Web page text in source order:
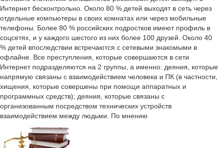
Интернет бесконтрольно. Около 80 % детей выходят в сеть через
отдельные компьютеры в своих комнатах или через мобильные
телефоны. Более 80 % российских подростков имеют профиль в
соцсетях, и у каждого шестого из них более 100 друзей. Около 40
% детей впоследствии встречаются с сетевыми знакомыми в
офлайне. Все преступления, которые совершаются в сети
Интернет подразделяются на 2 группы, а именно: деяния, которые
напрямую связаны с взаимодействием человека и ПК (в частности,
хищения, которые совершены при помощи аппаратных и
программных средств); деяния, которые связаны с
организованным посредством технических устройств
взаимодействием между людьми. По мнению